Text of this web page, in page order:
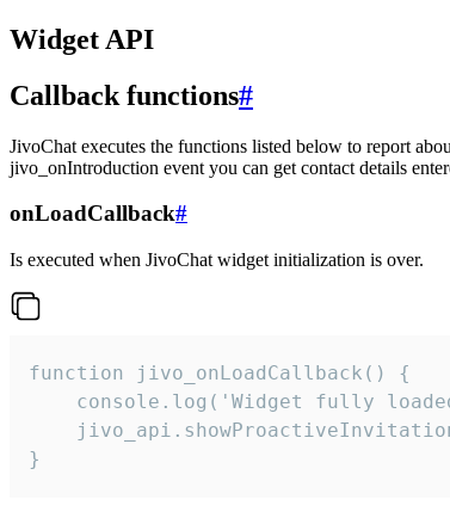
Widget API
Callback functions#
JivoChat executes the functions listed below to report
jivo_onIntroduction event you can get contact details
onLoadCallback#
Is executed when JivoChat widget initialization is over.
function jivo_onLoadCallback() {
console.log('Widget fully
}